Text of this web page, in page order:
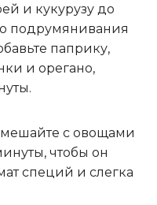
и кукурузу до
подрумянивания
паприку,
и орегано,
с овощами
чтобы он
специй и слегка